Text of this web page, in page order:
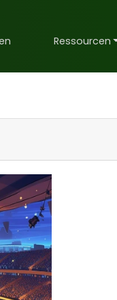
Ressourcen